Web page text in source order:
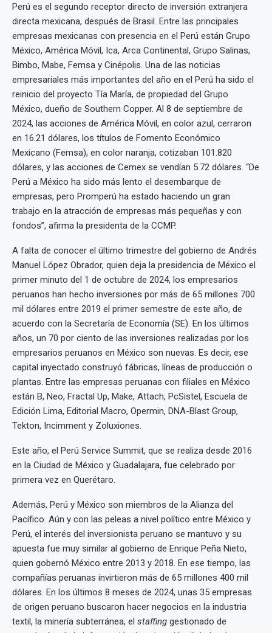
Perú es el segundo receptor directo de inversión extranjera
directa mexicana, después de Brasil. Entre las principales
empresas mexicanas con presencia en el Perú están Grupo
México, América Móvil, Ica, Arca Continental, Grupo Salinas,
Bimbo, Mabe, Femsa y Cinépolis. Una de las noticias
empresariales más importantes del año en el Perú ha sido el
reinicio del proyecto Tía María, de propiedad del Grupo
México, dueño de Southern Copper. Al 8 de septiembre de
2024, las acciones de América Móvil, en color azul, cerraron
en 16.21 dólares, los títulos de Fomento Económico
Mexicano (Femsa), en color naranja, cotizaban 101.820
dólares, y las acciones de Cemex se vendían 5.72 dólares. “De
Perú a México ha sido más lento el desembarque de
empresas, pero Promperú ha estado haciendo un gran
trabajo en la atracción de empresas más pequeñas y con
fondos”, afirma la presidenta de la CCMP.
A falta de conocer el último trimestre del gobierno de Andrés
Manuel López Obrador, quien deja la presidencia de México el
primer minuto del 1 de octubre de 2024, los empresarios
peruanos han hecho inversiones por más de 65 millones 700
mil dólares entre 2019 el primer semestre de este año, de
acuerdo con la Secretaría de Economía (SE). En los últimos
años, un 70 por ciento de las inversiones realizadas por los
empresarios peruanos en México son nuevas. Es decir, ese
capital inyectado construyó fábricas, líneas de producción o
plantas. Entre las empresas peruanas con filiales en México
están B, Neo, Fractal Up, Make, Attach, PcSistel, Escuela de
Edición Lima, Editorial Macro, Opermin, DNA-Blast Group,
Tekton, Incimment y Zoluxiones.
Este año, el Perú Service Summit, que se realiza desde 2016
en la Ciudad de México y Guadalajara, fue celebrado por
primera vez en Querétaro.
Además, Perú y México son miembros de la Alianza del
Pacífico. Aún y con las peleas a nivel político entre México y
Perú, el interés del inversionista peruano se mantuvo y su
apuesta fue muy similar al gobierno de Enrique Peña Nieto,
quien gobernó México entre 2013 y 2018. En ese tiempo, las
compañías peruanas invirtieron más de 65 millones 400 mil
dólares. En los últimos 8 meses de 2024, unas 35 empresas
de origen peruano buscaron hacer negocios en la industria
textil, la minería subterránea, el staffing gestionado de